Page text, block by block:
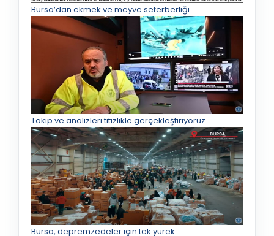
Bursa’dan ekmek ve meyve seferberliği
Takip ve analizleri titizlikle gerçekleştiriyoruz
Bursa, depremzedeler için tek yürek